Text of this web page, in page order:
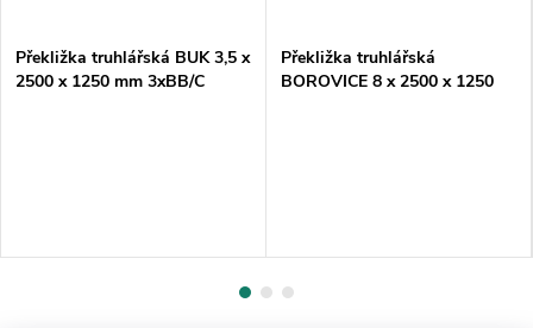
Překližka truhlářská BUK 3,5 x
2500 x 1250 mm 3xBB/C
Překližka truhlářská
BOROVICE 8 x 2500 x 1250